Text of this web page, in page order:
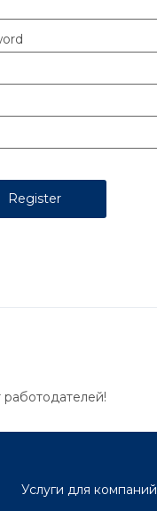
Услуги для компаний